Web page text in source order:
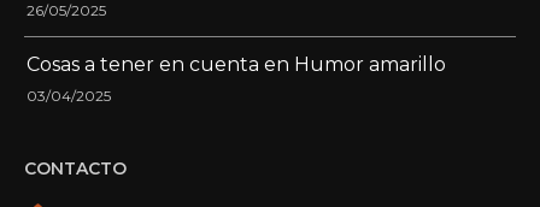
26/05/2025
Cosas a tener en cuenta en Humor amarillo
03/04/2025
CONTACTO